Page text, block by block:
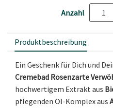
Anzahl
Produktbeschreibung
Ein Geschenk für Dich und
Cremebad Rosenzarte
hochwertigem Extrakt aus
pflegenden Öl-Komplex aus